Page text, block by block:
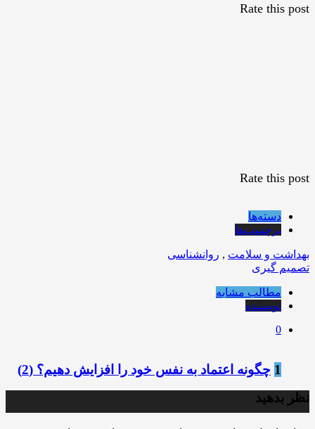
Rate this post
Rate this post
دسته‌ها
برچسب‌ها
بهداشت و سلامت , روانشناسی
تصمیم گیری
مطالب مشابه
نویسنده
0
1 چگونه اعتماد به نفس خود را افزایش دهیم؟ ️(2)
نظر بدهید